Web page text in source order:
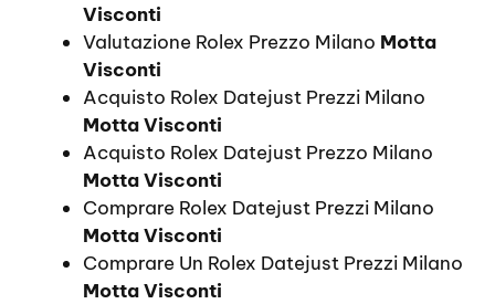
Visconti
Valutazione Rolex Prezzo Milano Motta
Visconti
Acquisto Rolex Datejust Prezzi Milano
Motta Visconti
Acquisto Rolex Datejust Prezzo Milano
Motta Visconti
Comprare Rolex Datejust Prezzi Milano
Motta Visconti
Comprare Un Rolex Datejust Prezzi Milano
Motta Visconti